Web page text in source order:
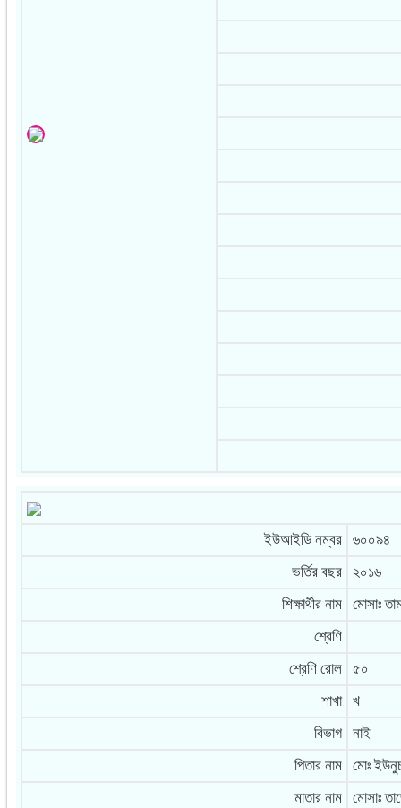
ইউআইডি নম্বর
৬০০৯৪
ভর্তির বছর
২০১৬
শিক্ষার্থীর নাম
মোসাঃ
শ্রেণি
শ্রেণি রোল
৫০
শাখা
খ
বিভাগ
নাই
পিতার নাম
মোঃ
মাতার নাম
মোসাঃ